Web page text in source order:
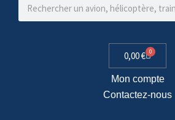
0,00€ 0
Mon compte
Contactez-nous